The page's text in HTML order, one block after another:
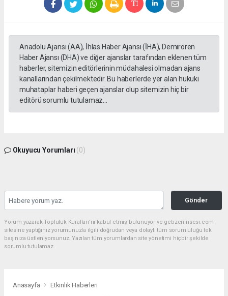
Anadolu Ajansı (AA), İhlas Haber Ajansı (İHA), Demirören
Haber Ajansı (DHA) ve diğer ajanslar tarafından eklenen tüm
haberler, sitemizin editörlerinin müdahalesi olmadan ajans
kanallarından çekilmektedir. Bu haberlerde yer alan hukuki
muhataplar haberi geçen ajanslar olup sitemizin hiç bir
editörü sorumlu tutulamaz...
Okuyucu Yorumları (0)
Gönder
Yorum yazarak Topluluk Kuralları’nı kabul etmiş bulunuyor ve gebzeninsesi.com
sitesine yaptığınız yorumunuzla ilgili doğrudan veya dolaylı tüm sorumluluğu tek
başınıza üstleniyorsunuz. Yazılan tüm yorumlardan site yönetimi hiçbir şekilde
sorumlu tutulamaz.
Anasayfa Etkinlik Haberleri